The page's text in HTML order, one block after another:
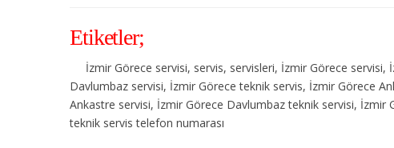
Etiketler;
İzmir Görece servisi, servis, servisleri, İzmir Görece servisi,
Davlumbaz servisi, İzmir Görece teknik servis, İzmir Görece
Ankastre servisi, İzmir Görece Davlumbaz teknik servisi, İzmir
teknik servis telefon numarası